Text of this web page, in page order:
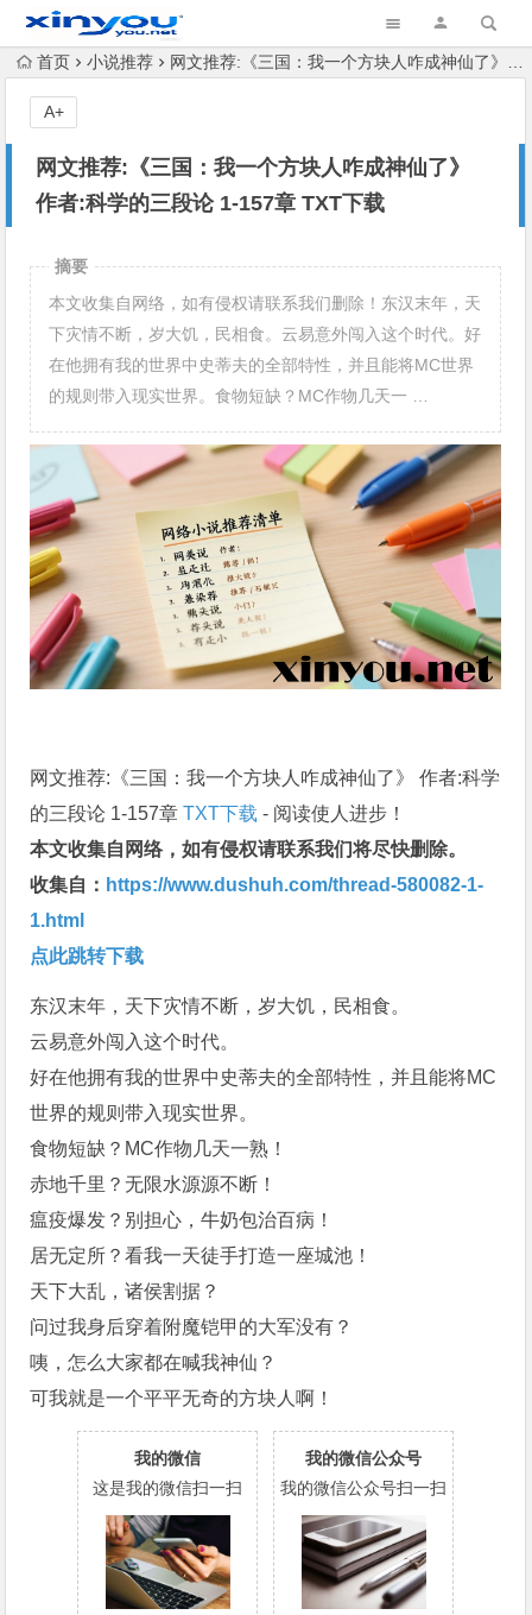
首页 小说推荐 网文推荐:《三国：我一个方块人咋成神仙了》 作者:科学的三段论 1-157章 TXT下载
网文推荐:《三国：我一个方块人咋成神仙了》
作者:科学的三段论 1-157章 TXT下载
A+
摘要
本文收集自网络，如有侵权请联系我们删除！东汉末年，天
下灾情不断，岁大饥，民相食。云易意外闯入这个时代。好
在他拥有我的世界中史蒂夫的全部特性，并且能将MC世界
的规则带入现实世界。食物短缺？MC作物几天一 …
网文推荐:《三国：我一个方块人咋成神仙了》 作者:科学
的三段论 1-157章TXT下载 - 阅读使人进步！
本文收集自网络，如有侵权请联系我们将尽快删除。
收集自： https://www.dushuh.com/thread-580082-1-
1.html
点此跳转下载
东汉末年，天下灾情不断，岁大饥，民相食。
云易意外闯入这个时代。
好在他拥有我的世界中史蒂夫的全部特性，并且能将MC
世界的规则带入现实世界。
食物短缺？MC作物几天一熟！
赤地千里？无限水源源不断！
瘟疫爆发？别担心，牛奶包治百病！
居无定所？看我一天徒手打造一座城池！
天下大乱，诸侯割据？
问过我身后穿着附魔铠甲的大军没有？
咦，怎么大家都在喊我神仙？
可我就是一个平平无奇的方块人啊！
我的微信
这是我的微信扫一扫
我的微信公众号
我的微信公众号扫一扫